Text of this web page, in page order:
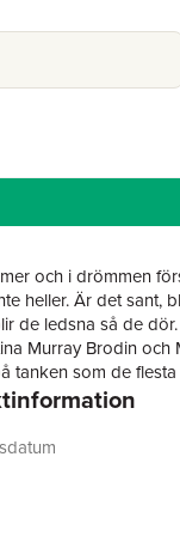
och i drömmen
heller. Är det sant,
de ledsna så de
Murray Brodin
tanken som de
som pendlar mellan